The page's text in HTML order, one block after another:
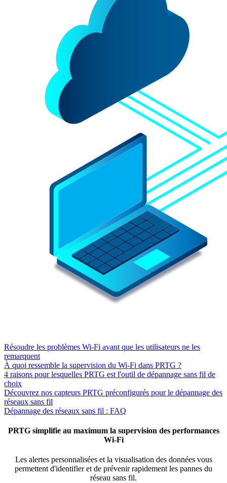
Résoudre les problèmes Wi-Fi avant que les utilisateurs ne les
remarquent
À quoi ressemble la supervision du Wi-Fi dans PRTG ?
4 raisons pour lesquelles PRTG est l'outil de dépannage sans fil de
choix
Découvrez nos capteurs PRTG préconfigurés pour le dépannage des
réseaux sans fil
Dépannage des réseaux sans fil : FAQ
PRTG simplifie au maximum la supervision des performances
Wi-Fi
Les alertes personnalisées et la visualisation des données vous
permettent d'identifier et de prévenir rapidement les pannes du
réseau sans fil.